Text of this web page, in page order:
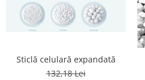
Sticlă celulară expandată
132,18 Lei